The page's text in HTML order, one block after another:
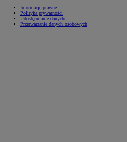
Informacje prawne
Polityka prywatności
Udostępnianie danych
Przetwarzanie danych osobowych